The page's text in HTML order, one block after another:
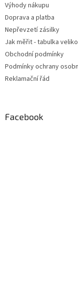
Výhody nákupu
Doprava a platba
Nepřevzetí zásilky
Jak měřit - tabulka
Obchodní podmínky
Podmínky ochrany
Reklamační řád
Facebook